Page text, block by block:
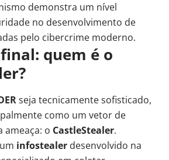
demonstra um nível
no desenvolvimento de
pelo cibercrime moderno.
quem é o
seja tecnicamente sofisticado,
como um vetor de
ameaça: o CastleStealer.
infostealer desenvolvido na